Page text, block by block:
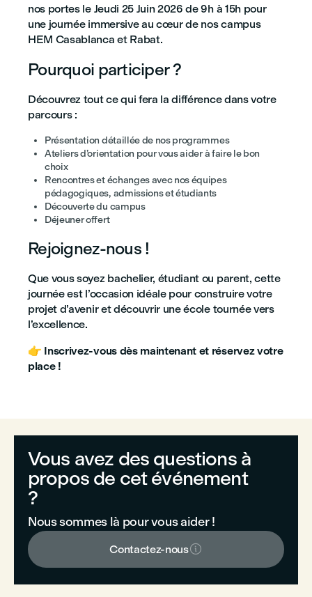
nos portes le Jeudi 25 Juin 2026 de 9h à 15h pour
une journée immersive au cœur de nos campus
HEM Casablanca et Rabat.
Pourquoi participer ?
Découvrez tout ce qui fera la différence dans votre
parcours :
Présentation détaillée de nos programmes
Ateliers d’orientation pour vous aider à faire le bon
choix
Rencontres et échanges avec nos équipes
pédagogiques, admissions et étudiants
Découverte du campus
Déjeuner offert
Rejoignez-nous !
Que vous soyez bachelier, étudiant ou parent, cette
journée est l’occasion idéale pour construire votre
projet d’avenir et découvrir une école tournée vers
l’excellence.
👉 Inscrivez-vous dès maintenant et réservez votre
place !
Vous avez des questions à
propos de cet événement
?
Nous sommes là pour vous aider !
Contactez-nous